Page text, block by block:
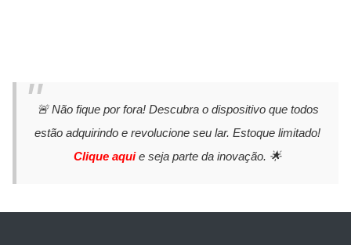
🚨 Não fique por fora! Descubra o dispositivo que todos
estão adquirindo e revolucione seu lar. Estoque limitado!
Clique aquie seja parte da inovação. 🌟